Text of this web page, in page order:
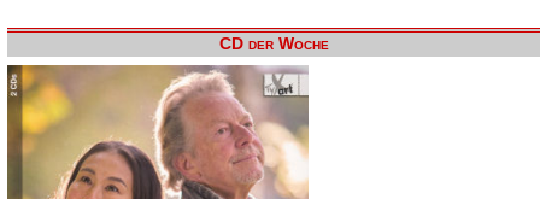
CD der Woche